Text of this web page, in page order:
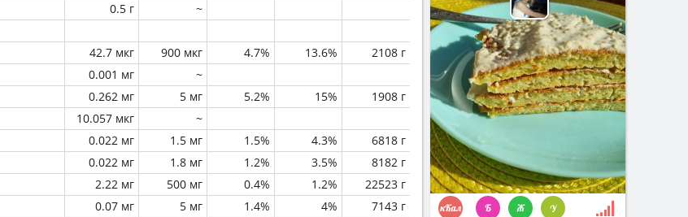
0.5 г ~
42.7 мкг 900 мкг 4.7% 13.6%
2108 г
0.001 мг
~
0.262 мг 5 мг 5.2% 15%
1908 г
10.057 мкг
~
0.022 мг 1.5 мг 1.5% 4.3%
6818 г
0.022 мг 1.8 мг 1.2% 3.5%
8182 г
2.22 мг 500 мг 0.4% 1.2%
22523 г
0.07 мг 5 мг 1.4% 4%
7143 г